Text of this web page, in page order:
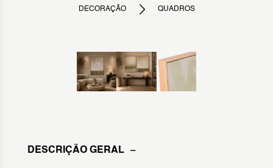
DECORAÇÃO QUADROS
DESCRIÇÃO GERAL